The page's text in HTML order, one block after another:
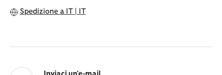
Spedizione a IT | IT